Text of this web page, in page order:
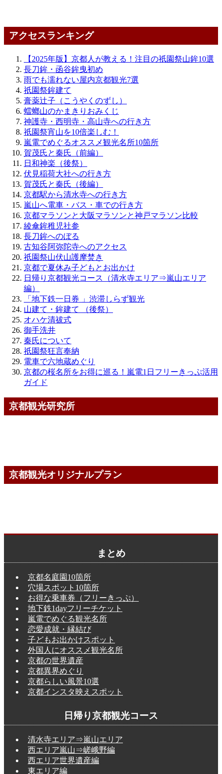
アクセスランキング
【2025年版】京都人が教える！注目の祇園祭山鉾10選
長刀鉾・函谷鉾曳初め
雨でも濡れない屋内京都観光7選
祇園祭鉾建て
膏薬辻子（こうやくのずし）
蟷螂山のかまきりおみくじ
神護寺・西明寺・高山寺への行き方
祇園祭宵山を10倍楽しむ！
嵐電でめぐるオススメ観光名所10箇所
賀茂氏と秦氏（前編）
日和神楽（後祭）
伏見稲荷大社への行き方
賀茂氏と秦氏（後編）
京都駅から清水寺への行き方
嵐山へ電車・バス・車での行き方
京都マラソンと大阪マラソンと神戸マラソン比較
綾傘鉾稚児社参
長刀鉾へのぼる
古知谷阿弥陀寺へのアクセス
祇園祭山伏山護摩焚き
京都で夏休み子どもとお出かけ
日帰り京都観光コース（清水寺エリア⇒嵐山エリア
編）
「地下鉄一日券 」渋滞しらず観光
山建て・鉾建て （後祭）
オハケ清祓式
御手洗井
秦氏について
祇園祭狂言奉納
電車で六地蔵めぐり
京都の桜名所をお得に巡る！嵐電1日フリーきっぷ活用
ガイド
京都観光研究所
京都観光オリジナルプラン
まとめ
京都名庭園10箇所
穴場スポット10箇所
お得な乗車券（フリーきっぷ）
地下鉄1dayフリーチケット
嵐電でめぐる観光名所
恋愛成就・縁結び
子どもお出かけスポット
外国人にオススメ観光名所
京都の世界遺産
京都異界めぐり
京都らしい風景10選
京都インスタ映えスポット
日帰り京都観光コース
清水寺エリア⇒嵐山エリア
西エリア嵐山⇒嵯峨野編
西エリア世界遺産編
東エリア編